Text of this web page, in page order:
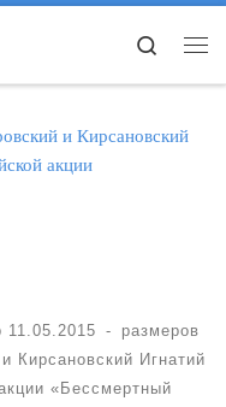
Search
и Кирсановский
акции
11.05.2015 -
размеров
Кирсановский Игнатий
«Бессмертный